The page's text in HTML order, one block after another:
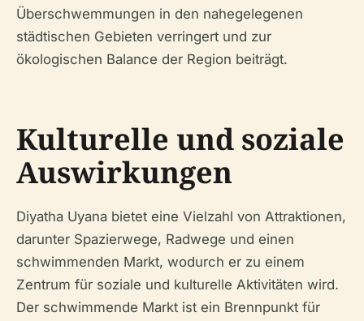
Überschwemmungen in den nahegelegenen
städtischen Gebieten verringert und zur
ökologischen Balance der Region beiträgt.
Kulturelle und soziale
Auswirkungen
Diyatha Uyana bietet eine Vielzahl von Attraktionen,
darunter Spazierwege, Radwege und einen
schwimmenden Markt, wodurch er zu einem
Zentrum für soziale und kulturelle Aktivitäten wird.
Der schwimmende Markt ist ein Brennpunkt für